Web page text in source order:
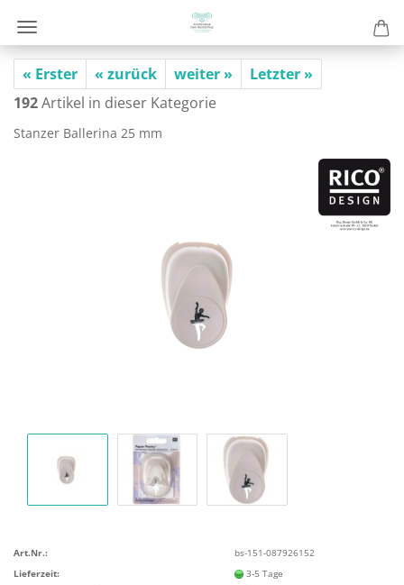
« Erster « zurück weiter »
Letzter »
192Artikel in dieser Kategorie
Stan­zer Bal­le­ri­na 25 mm
Art.Nr.:
bs-151-087926152
Lieferzeit:
3-5 Tage